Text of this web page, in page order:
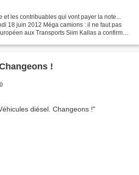
et les contribuables qui vont payer la note...
18 juin 2012 Méga camions : il ne faut pas
aux Transports Siim Kallas a confirmé
!